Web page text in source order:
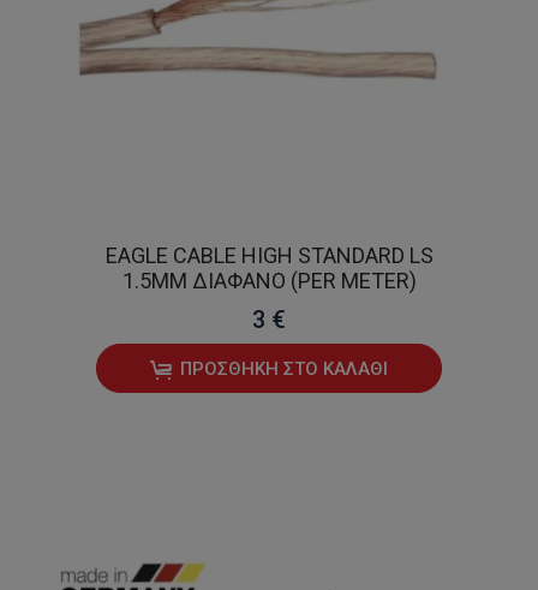
EAGLE CABLE HIGH STANDARD LS
1.5MM ΔΙΆΦΑΝΟ (PER METER)
3 €
ΠΡΟΣΘΉΚΗ ΣΤΟ ΚΑΛΆΘΙ